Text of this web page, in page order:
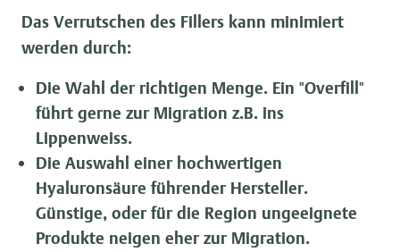
Das Verrutschen des Fillers kann minimiert
werden durch:
Die Wahl der richtigen Menge. Ein "Overfill"
führt gerne zur Migration z.B. ins
Lippenweiss.
Die Auswahl einer hochwertigen
Hyaluronsäure führender Hersteller.
Günstige, oder für die Region ungeeignete
Produkte neigen eher zur Migration.